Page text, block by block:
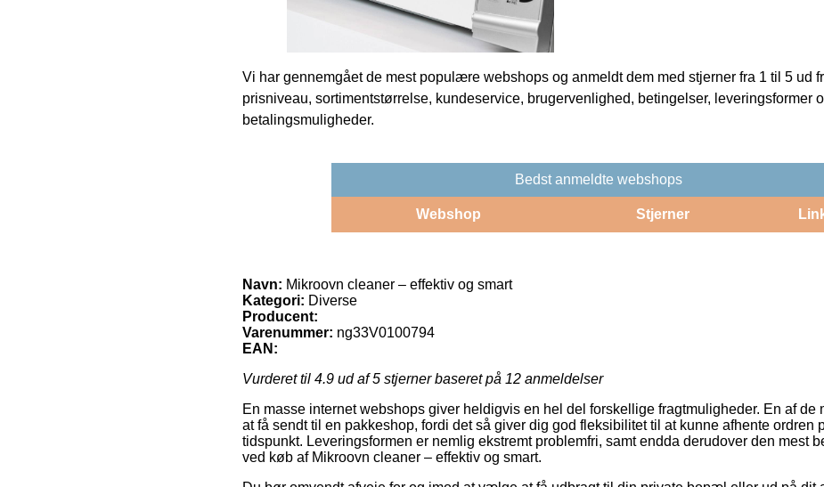
Vi har gennemgået de mest populære webshops og anmeldt dem med stjerner fra 1 til 5 ud
prisniveau, sortimentstørrelse, kundeservice, brugervenlighed, betingelser, leveringsformer
betalingsmuligheder.
Bedst anmeldte webshops
Webshop Stjerner
Navn: Mikroovn cleaner – effektiv og smart
Kategori: Diverse
Producent:
Varenummer: ng33V0100794
EAN:
Vurderet til 4.9 ud af 5 stjerner baseret på 12 anmeldelser
En masse internet webshops giver heldigvis en hel del forskellige fragtmuligheder. En af de
at få sendt til en pakkeshop, fordi det så giver dig god fleksibilitet til at kunne afhente ordren
tidspunkt. Leveringsformen er nemlig ekstremt problemfri, samt endda derudover den mest
ved køb af Mikroovn cleaner – effektiv og smart.